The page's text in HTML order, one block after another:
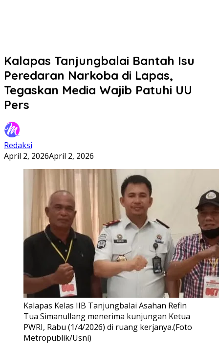
Kalapas Tanjungbalai Bantah Isu
Peredaran Narkoba di Lapas,
Tegaskan Media Wajib Patuhi UU
Pers
Redaksi
April 2, 2026April 2, 2026
Kalapas Kelas IIB Tanjungbalai Asahan Refin
Tua Simanullang menerima kunjungan Ketua
PWRI, Rabu (1/4/2026) di ruang kerjanya.(Foto
Metropublik/Usni)